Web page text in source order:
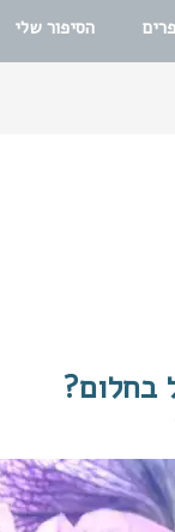
הסיפור שלי
בחלום?